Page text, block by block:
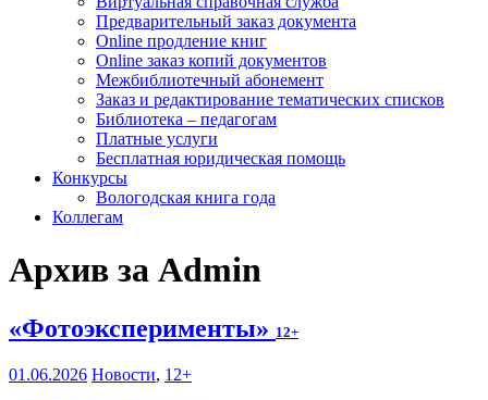
Предварительный заказ документа
Online продление книг
Online заказ копий документов
Межбиблиотечный абонемент
Заказ и редактирование тематических списков
Библиотека – педагогам
Платные услуги
Бесплатная юридическая помощь
Конкурсы
Вологодская книга года
Коллегам
Архив за Admin
«Фотоэксперименты» 12+
01.06.2026 Новости, 12+